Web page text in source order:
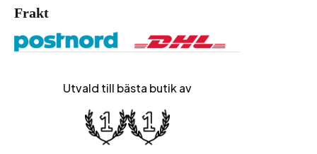
Frakt
Utvald till bästa butik av